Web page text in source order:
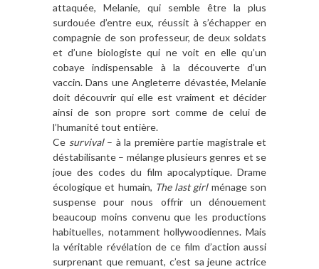
attaquée, Melanie, qui semble être la plus
surdouée d’entre eux, réussit à s’échapper en
compagnie de son professeur, de deux soldats
et d’une biologiste qui ne voit en elle qu’un
cobaye indispensable à la découverte d’un
vaccin. Dans une Angleterre dévastée, Melanie
doit découvrir qui elle est vraiment et décider
ainsi de son propre sort comme de celui de
l’humanité tout entière.
Ce survival– à la première partie magistrale et
déstabilisante – mélange plusieurs genres et se
joue des codes du film apocalyptique. Drame
écologique et humain, The last girlménage son
suspense pour nous offrir un dénouement
beaucoup moins convenu que les productions
habituelles, notamment hollywoodiennes. Mais
la véritable révélation de ce film d’action aussi
surprenant que remuant, c’est sa jeune actrice